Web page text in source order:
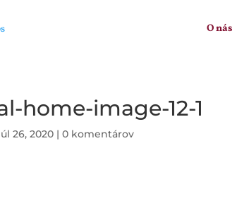
O nás
home-image-12-1
26, 2020 |0 komentárov